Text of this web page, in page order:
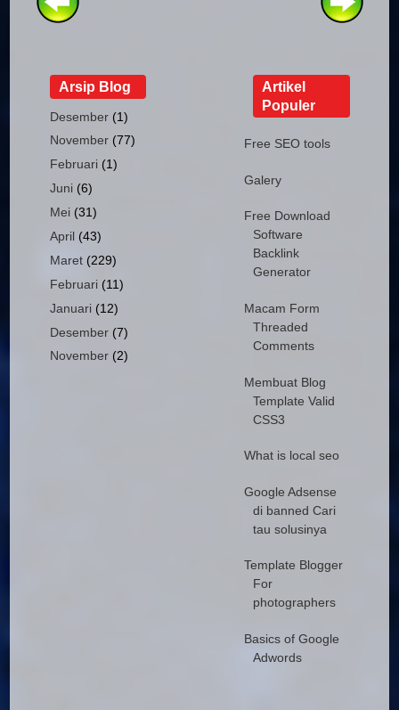
Arsip Blog
Desember (1)
November (77)
Februari (1)
Juni (6)
Mei (31)
April (43)
Maret (229)
Februari (11)
Januari (12)
Desember (7)
November (2)
Artikel
Populer
Free SEO tools
Galery
Free Download
Software
Backlink
Generator
Macam Form
Threaded
Comments
Membuat Blog
Template Valid
CSS3
What is local seo
Google Adsense
di banned Cari
tau solusinya
Template Blogger
For
photographers
Basics of Google
Adwords